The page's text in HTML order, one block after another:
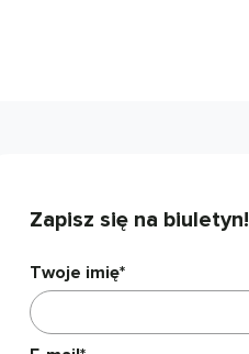
Zapisz się na biuletyn!
Twoje imię*